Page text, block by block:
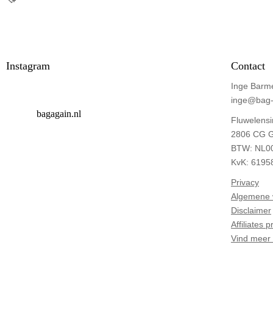
Instagram
bagagain.nl
Contact
Inge
2806 CG
BTW:
KvK:
Privacy
Algemene
Disclaimer
Affiliates
Vind meer